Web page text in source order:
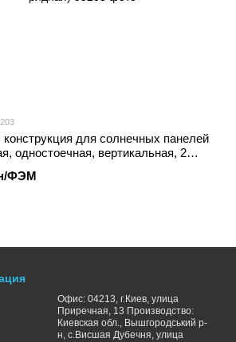
для солнечных панелей
одностоечная, вертикальная, 2
ФЭМ
Офис: 04213, г.Киев, улица
Приречная, 13 Производство:
Киевская обл., Вышгородський р-
н, с.Висшая Дубечня, улица